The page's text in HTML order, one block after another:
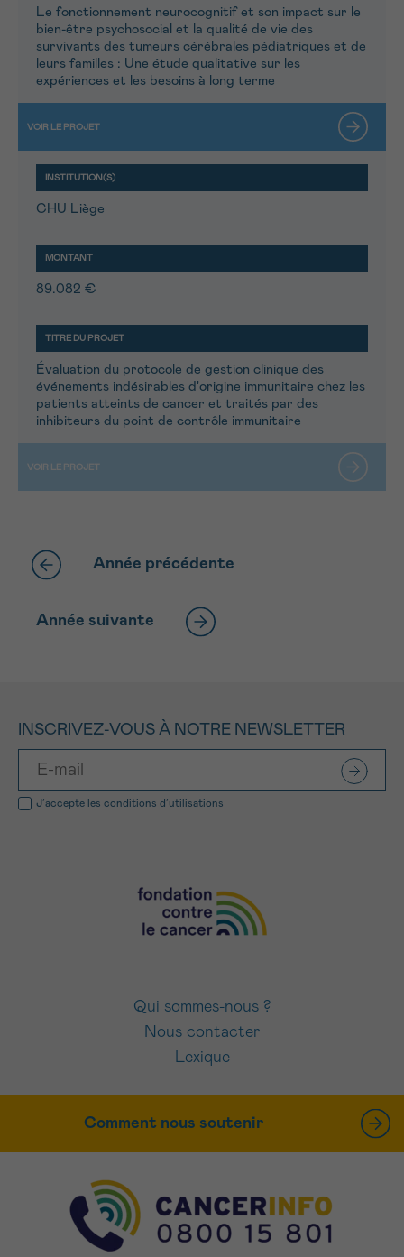
Le fonctionnement neurocognitif et son impact sur le
bien-être psychosocial et la qualité de vie des
survivants des tumeurs cérébrales pédiatriques et de
leurs familles : Une étude qualitative sur les
expériences et les besoins à long terme
CHU Liège
89.082 €
Évaluation du protocole de gestion clinique des
événements indésirables d'origine immunitaire chez les
patients atteints de cancer et traités par des
inhibiteurs du point de contrôle immunitaire
Année précédente
Année suivante
INSCRIVEZ-VOUS À NOTRE NEWSLETTER
J’accepte les conditions d’utilisations
Qui sommes-nous ?
Nous contacter
Lexique
Comment nous soutenir